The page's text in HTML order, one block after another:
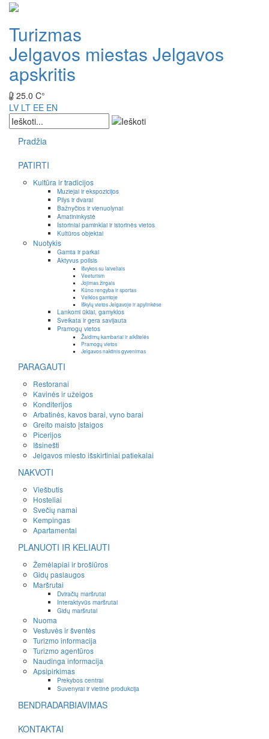
Turizmas
Jelgavos miestas Jelgavos
apskritis
25.0 C°
LV LT EE EN
Pradžia
PATIRTI
Kultūra ir tradicijos
Muziejai ir ekspozicijos
Pilys ir dvarai
Bažnyčios ir vienuolynai
Amatininkystė
Istoriniai paminklai ir istorinės vietos
Kultūros objektai
Nuotykis
Gamta ir parkai
Aktyvus poilsis
Išvykos su laiveliais
Veeturism
Jojimas žirgais
Kūno rengyba ir sportas
Veiklos gamtoje
Iškylų vietos Jelgavoje ir apylinkėse
Lankomi ūkiai, gamyklos
Sveikata ir gera savijauta
Pramogų vietos
Žaidimų kambariai ir aikštelės
Pramogų vietos
Jelgavos naktinis gyvenimas
PARAGAUTI
Restoranai
Kavinės ir užeigos
Konditerijos
Arbatinės, kavos barai, vyno barai
Greito maisto įstaigos
Picerijos
Išsinešti
Jelgavos miesto išskirtiniai patiekalai
NAKVOTI
Viešbutis
Hosteliai
Svečių namai
Kempingas
Apartamentai
PLANUOTI IR KELIAUTI
Žemėlapiai ir brošiūros
Gidų paslaugos
Maršrutai
Dviračių maršrutai
Interaktyvūs maršrutai
Gidų maršrutai
Nuoma
Vestuvės ir šventės
Turizmo informacija
Turizmo agentūros
Naudinga informacija
Apsipirkimas
Prekybos centrai
Suvenyrai ir vietinė produkcija
BENDRADARBIAVIMAS
KONTAKTAI